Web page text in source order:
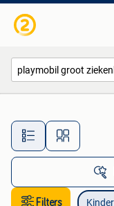
Filters